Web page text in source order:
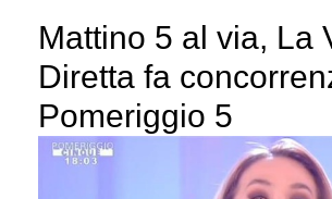
Mattino 5 al via, La
Diretta fa
Pomeriggio 5